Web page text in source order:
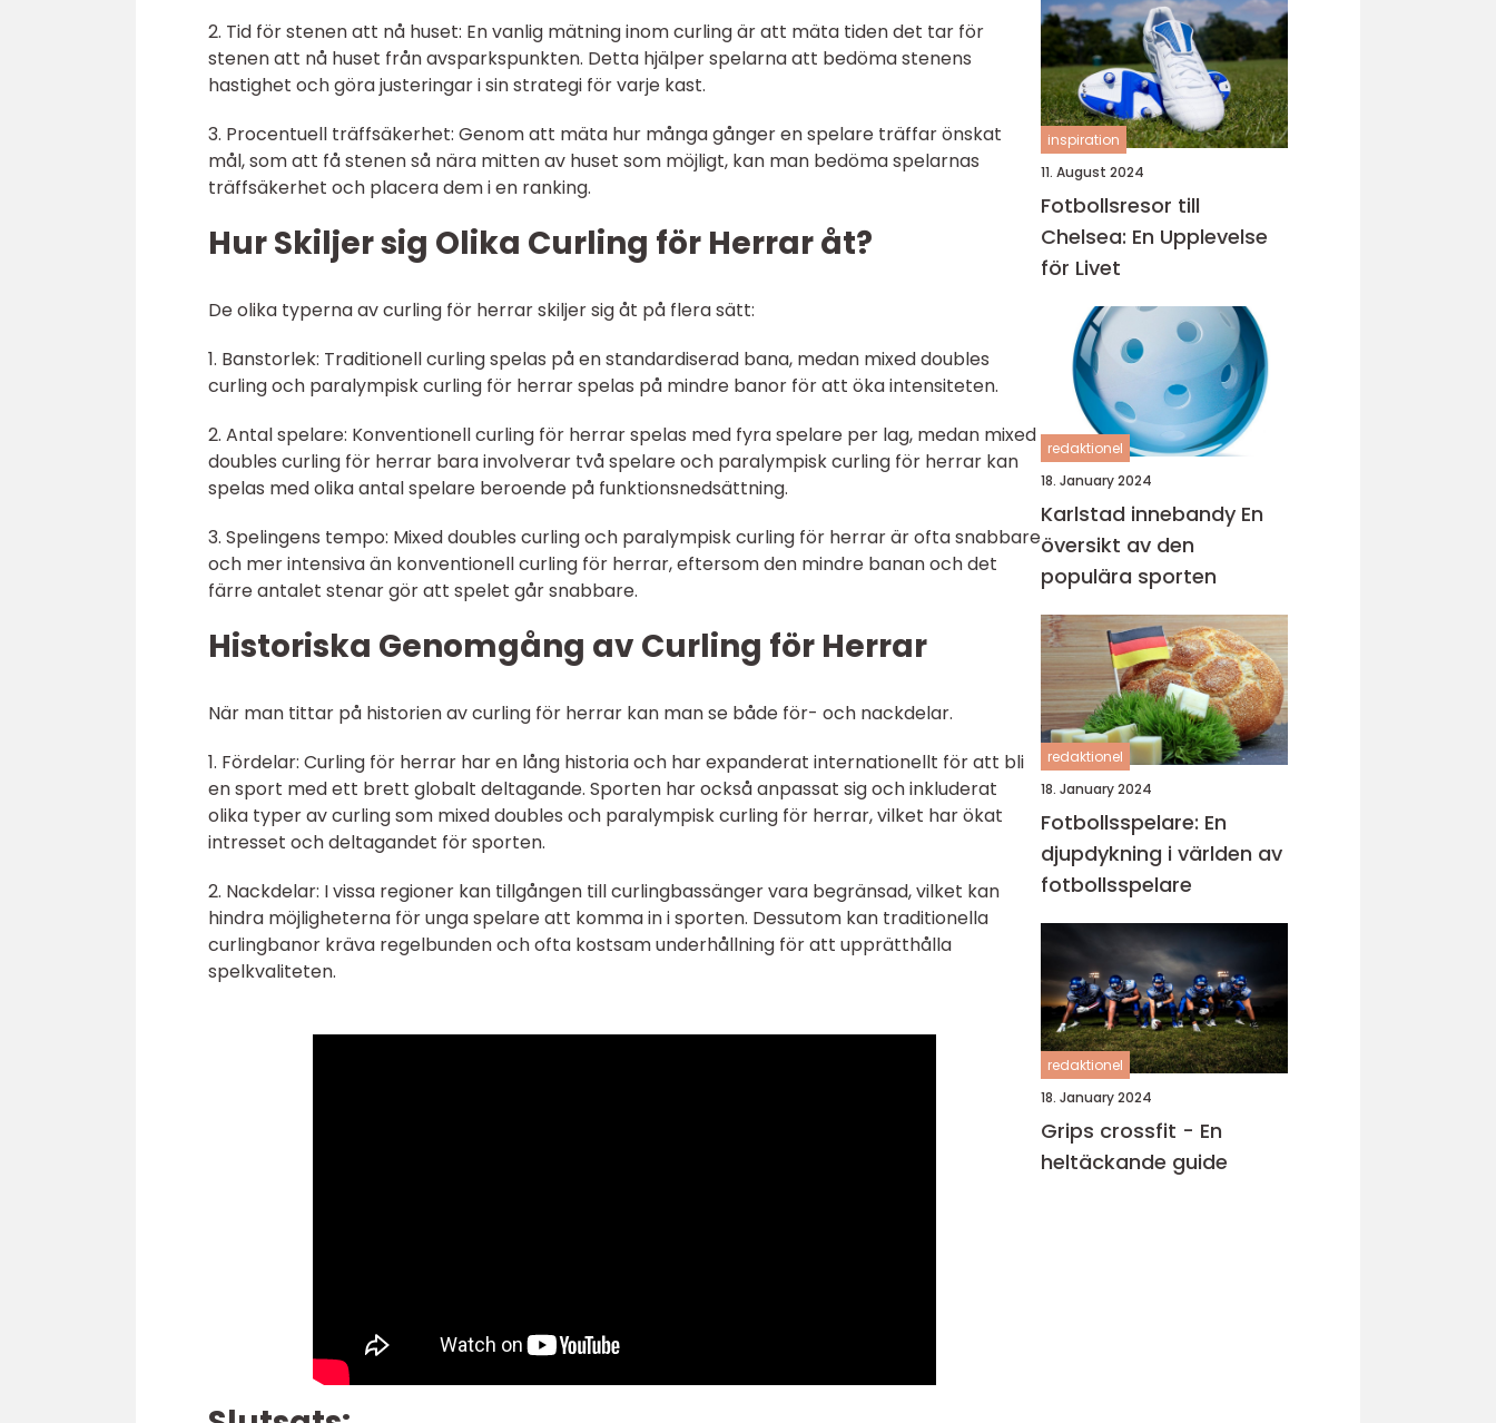
2. Tid för stenen att nå huset: En vanlig mätning inom curling är att mäta tiden det tar för
stenen att nå huset från avsparkspunkten. Detta hjälper spelarna att bedöma stenens
hastighet och göra justeringar i sin strategi för varje kast.
3. Procentuell träffsäkerhet: Genom att mäta hur många gånger en spelare träffar önskat
mål, som att få stenen så nära mitten av huset som möjligt, kan man bedöma spelarnas
träffsäkerhet och placera dem i en ranking.
Hur Skiljer sig Olika Curling för Herrar åt?
De olika typerna av curling för herrar skiljer sig åt på flera sätt:
1. Banstorlek: Traditionell curling spelas på en standardiserad bana, medan mixed doubles
curling och paralympisk curling för herrar spelas på mindre banor för att öka intensiteten.
2. Antal spelare: Konventionell curling för herrar spelas med fyra spelare per lag, medan mixed
doubles curling för herrar bara involverar två spelare och paralympisk curling för herrar kan
spelas med olika antal spelare beroende på funktionsnedsättning.
3. Spelingens tempo: Mixed doubles curling och paralympisk curling för herrar är ofta snabbare
och mer intensiva än konventionell curling för herrar, eftersom den mindre banan och det
färre antalet stenar gör att spelet går snabbare.
Historiska Genomgång av Curling för Herrar
När man tittar på historien av curling för herrar kan man se både för- och nackdelar.
1. Fördelar: Curling för herrar har en lång historia och har expanderat internationellt för att bli
en sport med ett brett globalt deltagande. Sporten har också anpassat sig och inkluderat
olika typer av curling som mixed doubles och paralympisk curling för herrar, vilket har ökat
intresset och deltagandet för sporten.
2. Nackdelar: I vissa regioner kan tillgången till curlingbassänger vara begränsad, vilket kan
hindra möjligheterna för unga spelare att komma in i sporten. Dessutom kan traditionella
curlingbanor kräva regelbunden och ofta kostsam underhållning för att upprätthålla
spelkvaliteten.
inspiration
11. August 2024
Fotbollsresor till
Chelsea: En Upplevelse
för Livet
redaktionel
18. January 2024
Karlstad innebandy En
översikt av den
populära sporten
redaktionel
18. January 2024
Fotbollsspelare: En
djupdykning i världen av
fotbollsspelare
redaktionel
18. January 2024
Grips crossfit - En
heltäckande guide